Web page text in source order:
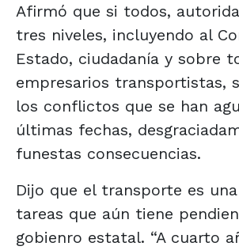
Afirmó que si todos,
tres niveles, incluyendo al
Estado, ciudadanía y sobre
empresarios transportistas,
los conflictos que se han
últimas fechas,
funestas consecuencias.
Dijo que el transporte es
tareas que aún tiene
gobienro estatal. “A cuarto